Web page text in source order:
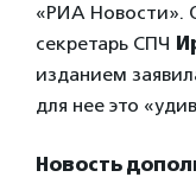
«РИА Новости».
секретарь СПЧ
изданием
для нее это
Новость